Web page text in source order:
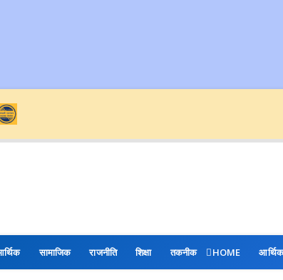
सामाजिक राजनीति शिक्षा तकनीक HOME